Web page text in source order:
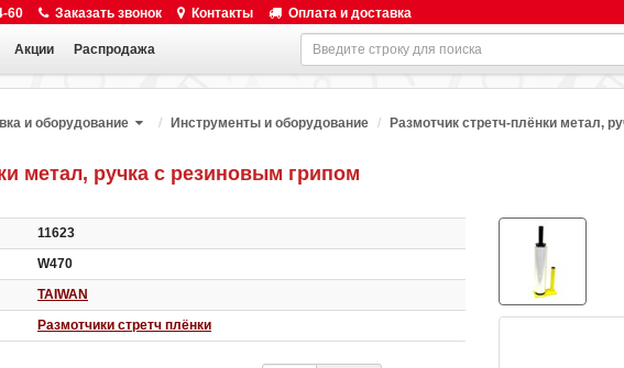
60 Заказать звонок Контакты Оплата и доставка
Акции Распродажа
и оборудование Инструменты и оборудование Размотчик стретч-плёнки метал,
метал, ручка с резиновым грипом
11623
W470
TAIWAN
Размотчики стретч плёнки